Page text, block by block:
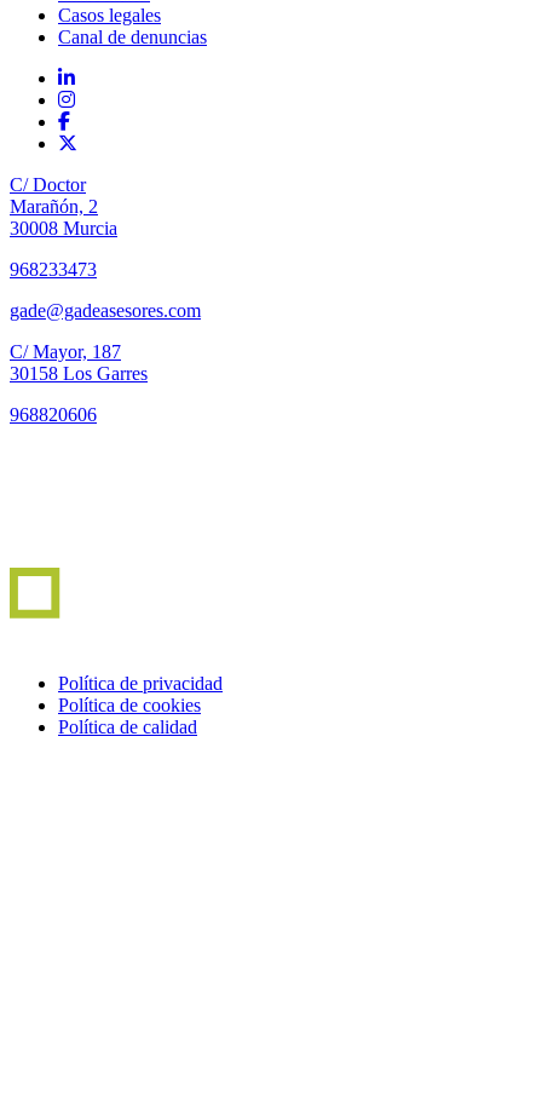
Casos legales
Canal de denuncias
C/ Doctor
Marañón, 2
30008 Murcia
968233473
gade@gadeasesores.com
C/ Mayor, 187
30158 Los Garres
968820606
Política de privacidad
Política de cookies
Política de calidad